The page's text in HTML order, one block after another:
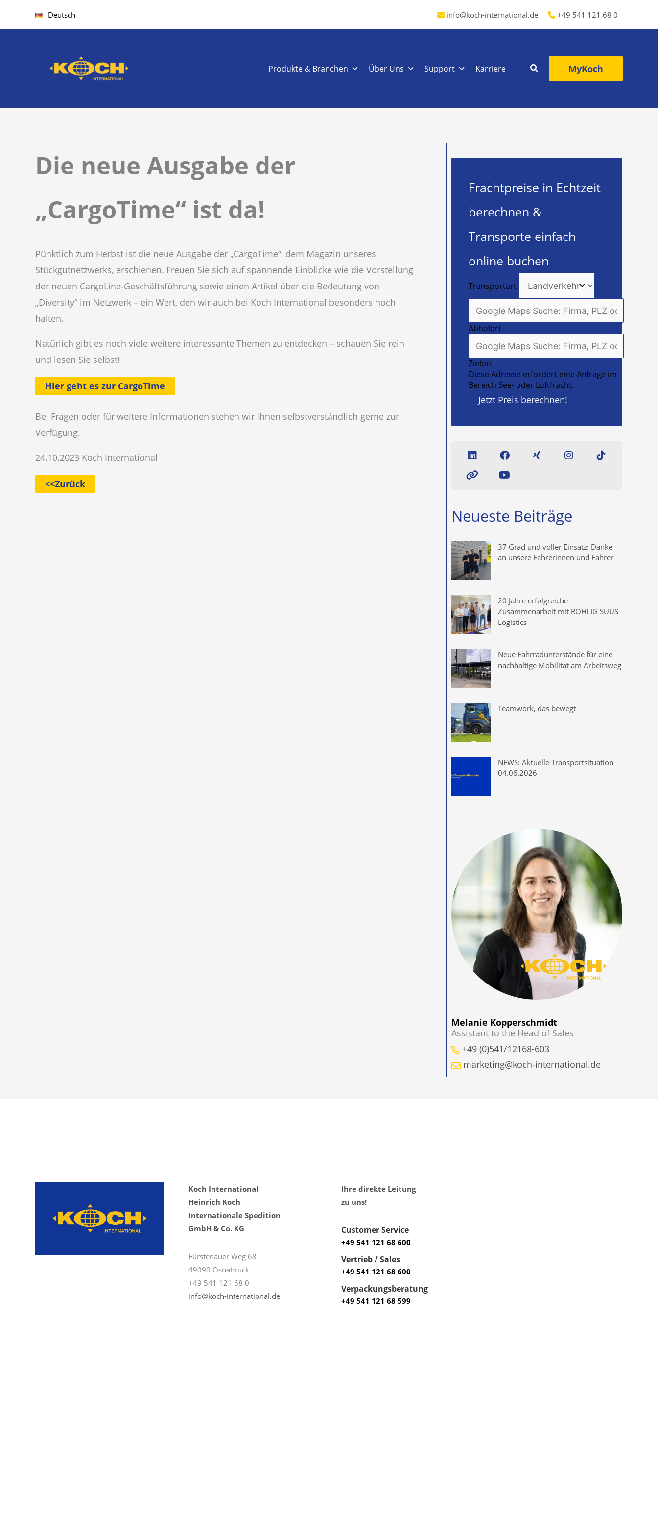
Deutsch info@koch-international.de +49 541 121 68 0
Produkte & Branchen Über Uns Support Karriere MyKoch
Die neue Ausgabe der
„CargoTime“ ist da!
Pünktlich zum Herbst ist die neue Ausgabe der „CargoTime“, dem Magazin unseres
Stückgutnetzwerks, erschienen. Freuen Sie sich auf spannende Einblicke wie die Vorstellung
der neuen CargoLine-Geschäftsführung sowie einen Artikel über die Bedeutung von
„Diversity“ im Netzwerk – ein Wert, den wir auch bei Koch International besonders hoch
halten.
Natürlich gibt es noch viele weitere interessante Themen zu entdecken – schauen Sie rein
und lesen Sie selbst!
Hier geht es zur CargoTime
Bei Fragen oder für weitere Informationen stehen wir Ihnen selbstverständlich gerne zur
Verfügung.
24.10.2023 Koch International
<<Zurück
Frachtpreise in Echtzeit
berechnen &
Transporte einfach
online buchen
Transportart
Abholort
Zielort
Diese Adresse erfordert eine Anfrage im
Bereich See- oder Luftfracht.
Jetzt Preis berechnen!
Neueste Beiträge
37 Grad und voller Einsatz: Danke
an unsere Fahrerinnen und Fahrer
20 Jahre erfolgreiche
Zusammenarbeit mit ROHLIG SUUS
Logistics
Neue Fahrradunterstände für eine
nachhaltige Mobilität am Arbeitsweg
Teamwork, das bewegt
NEWS: Aktuelle Transportsituation
04.06.2026
Melanie Kopperschmidt
Assistant to the Head of Sales
+49 (0)541/12168-603
marketing@koch-international.de
Koch International
Heinrich Koch
Internationale Spedition
GmbH & Co. KG
Fürstenauer Weg 68
49090 Osnabrück
+49 541 121 68 0
info@koch-international.de
Ihre direkte Leitung
zu uns!
Customer Service
+49 541 121 68 600
Vertrieb / Sales
+49 541 121 68 600
Verpackungsberatung
+49 541 121 68 599